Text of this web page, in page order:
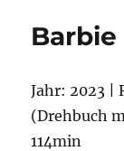
Barbie
Jahr: 2023 |
(Drehbuch
114min